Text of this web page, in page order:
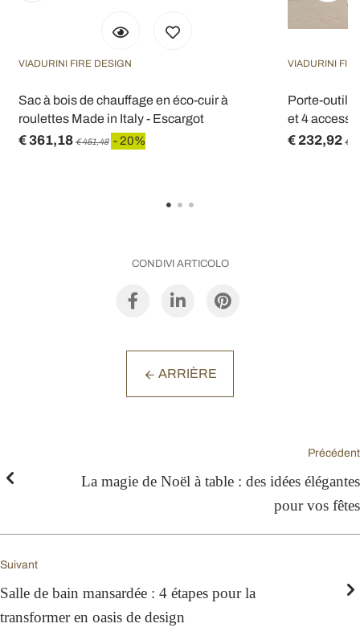
VIADURINI FIRE DESIGN
Sac à bois de chauffage en éco-cuir à
roulettes Made in Italy - Escargot
€ 361,18 € 451,48 - 20%
VIADURINI
Porte-outils
et 4
€ 232,92 €
CONDIVI ARTICOLO
ARRIÈRE
Précédent
La magie de Noël à table : des idées élégantes
pour vos fêtes
Suivant
Salle de bain mansardée : 4 étapes pour la
transformer en oasis de design